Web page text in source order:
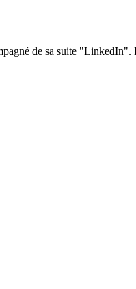
de sa suite "LinkedIn".